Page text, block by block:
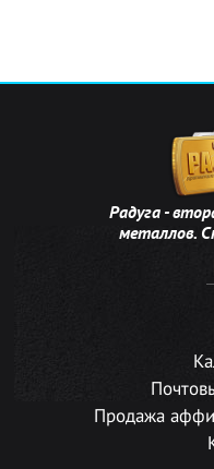
Радуга -
металлов.
Продажа